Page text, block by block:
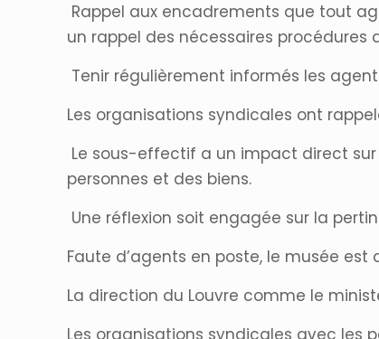
Rappel aux encadrements que tout
un rappel des nécessaires
Tenir régulièrement informés les
Les organisations syndicales ont
Le sous-effectif a un impact direct
personnes et des biens.
Une réflexion soit engagée sur la
Faute d’agents en poste, le musée
La direction du Louvre comme le
Les organisations syndicales avec les